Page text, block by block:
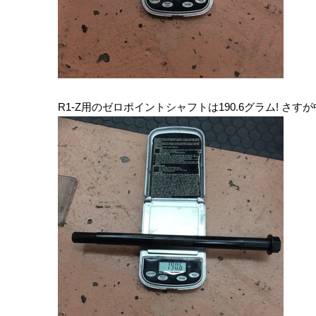
R1-Z用のゼロポイントシャフトは190.6グラム! さすが